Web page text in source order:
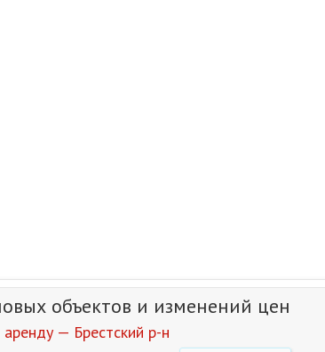
объектов и изменений цен
— Брестский р-н